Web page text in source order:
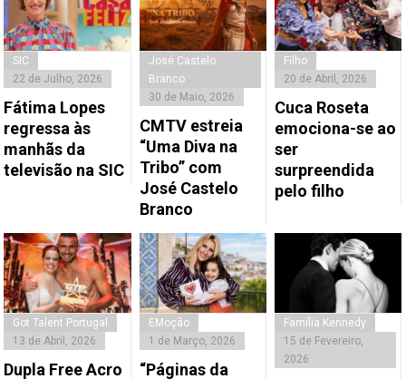
SIC
22 de Julho, 2026
Fátima Lopes
regressa às
manhãs da
televisão na SIC
José Castelo
Branco
30 de Maio, 2026
CMTV estreia
“Uma Diva na
Tribo” com
José Castelo
Branco
Filho
20 de Abril, 2026
Cuca Roseta
emociona-se ao
ser
surpreendida
pelo filho
Got Talent Portugal
13 de Abril, 2026
Dupla Free Acro
EMoção
1 de Março, 2026
“Páginas da
Família Kennedy
15 de Fevereiro,
2026